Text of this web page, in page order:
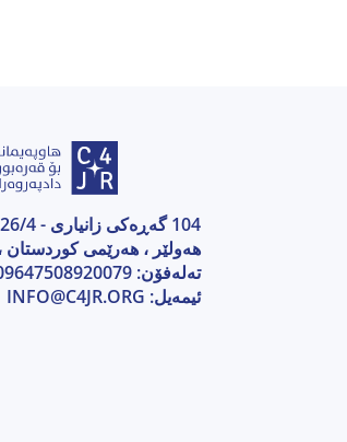
104 گەڕەکی زانیاری - 26/4
هەولێر ، هەرێمی كوردستان
تەلەفۆن: 009647508920079
ئیمەیل: INFO@C4JR.ORG